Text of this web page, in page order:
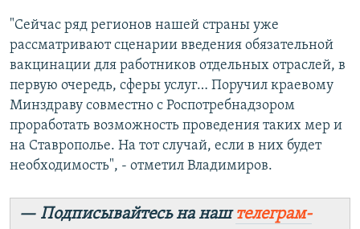
"Сейчас ряд регионов нашей страны уже
рассматривают сценарии введения обязательной
вакцинации для работников отдельных отраслей, в
первую очередь, сферы услуг… Поручил краевому
Минздраву совместно с Роспотребнадзором
проработать возможность проведения таких мер и
на Ставрополье. На тот случай, если в них будет
необходимость", - отметил Владимиров.
— Подписывайтесь на наштелеграм-